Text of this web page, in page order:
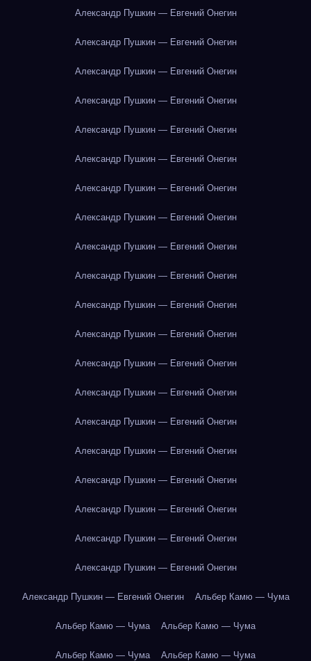
Александр Пушкин — Евгений Онегин
Александр Пушкин — Евгений Онегин
Александр Пушкин — Евгений Онегин
Александр Пушкин — Евгений Онегин
Александр Пушкин — Евгений Онегин
Александр Пушкин — Евгений Онегин
Александр Пушкин — Евгений Онегин
Александр Пушкин — Евгений Онегин
Александр Пушкин — Евгений Онегин
Александр Пушкин — Евгений Онегин
Александр Пушкин — Евгений Онегин
Александр Пушкин — Евгений Онегин
Александр Пушкин — Евгений Онегин
Александр Пушкин — Евгений Онегин
Александр Пушкин — Евгений Онегин
Александр Пушкин — Евгений Онегин
Александр Пушкин — Евгений Онегин
Александр Пушкин — Евгений Онегин
Александр Пушкин — Евгений Онегин
Александр Пушкин — Евгений Онегин
Александр Пушкин — Евгений Онегин Альбер Камю — Чума
Альбер Камю — Чума Альбер Камю — Чума
Альбер Камю — Чума Альбер Камю — Чума